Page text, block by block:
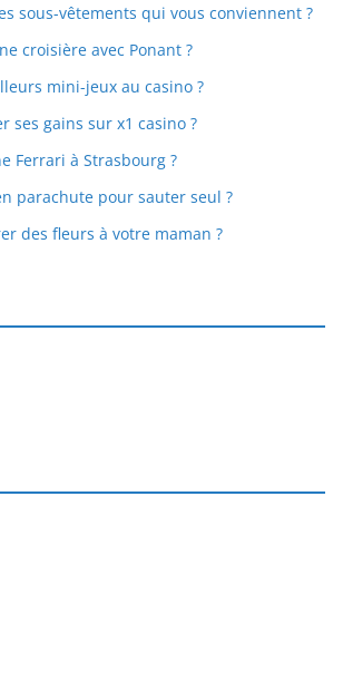
sous-vêtements qui vous conviennent ?
croisière avec Ponant ?
mini-jeux au casino ?
ses gains sur x1 casino ?
Ferrari à Strasbourg ?
parachute pour sauter seul ?
des fleurs à votre maman ?